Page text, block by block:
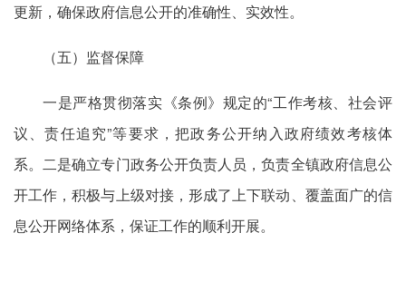
更新，确保政府信息公开的准确性、实效性。
（五）监督保障
一是严格贯彻落实《条例》规定的“工作考核、社会评
议、责任追究”等要求，把政务公开纳入政府绩效考核体
系。二是确立专门政务公开负责人员，负责全镇政府信息公
开工作，积极与上级对接，形成了上下联动、覆盖面广的信
息公开网络体系，保证工作的顺利开展。